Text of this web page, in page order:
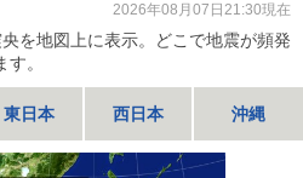
2026年08月07日21:30現在
を地図上に表示。どこで地震が頻発
。
東日本 西日本 沖縄